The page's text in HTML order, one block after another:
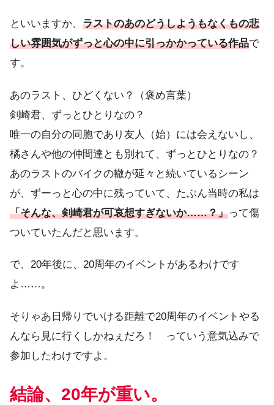
といいますか、 ラストのあのどうしようもなくもの悲
しい雰囲気がずっと心の中に引っかかっている作品で
す。
あのラスト、ひどくない？（褒め言葉）
剣崎君、ずっとひとりなの？
唯一の自分の同胞であり友人（始）には会えないし、
橘さんや他の仲間達とも別れて、ずっとひとりなの？
あのラストのバイクの轍が延々と続いているシーン
が、ずーっと心の中に残っていて、たぶん当時の私は
「そんな、剣崎君が可哀想すぎないか……？」って傷
ついていたんだと思います。
で、20年後に、20周年のイベントがあるわけです
よ……。
そりゃあ日帰りでいける距離で20周年のイベントやる
んなら見に行くしかねぇだろ！ っていう意気込みで
参加したわけですよ。
結論、20年が重い。